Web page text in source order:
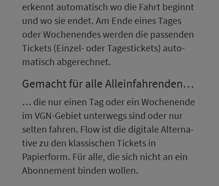
erkennt au­to­ma­tisch wo die Fahrt beginnt
und wo sie endet. Am Ende eines Tages
oder Wo­chen­en­des werden die passenden
Tickets (Einzel- oder Tagestickets) au­to­
ma­tisch abgerechnet.
Gemacht für alle Alleinfahrenden…
… die nur einen Tag oder ein Wo­chen­en­de
im VGN-Gebiet un­ter­wegs sind oder nur
selten fahren. Flow ist die digitale Al­ter­na­
ti­ve zu den klassischen Tickets in
Papierform. Für alle, die sich nicht an ein
Abon­ne­ment binden wollen.